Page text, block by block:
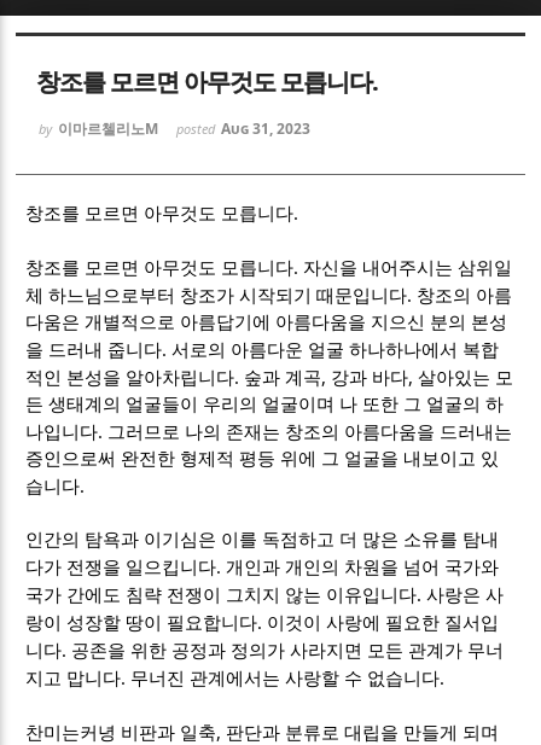
창조를 모르면 아무것도 모릅니다.
by 이마르첼리노M posted Aug 31, 2023
창조를 모르면 아무것도 모릅니다.
창조를 모르면 아무것도 모릅니다. 자신을 내어주시는 삼위일
체 하느님으로부터 창조가 시작되기 때문입니다. 창조의 아름
다움은 개별적으로 아름답기에 아름다움을 지으신 분의 본성
을 드러내 줍니다.서로의 아름다운 얼굴 하나하나에서 복합
적인 본성을 알아차립니다. 숲과 계곡, 강과 바다,살아있는 모
든 생태계의 얼굴들이 우리의 얼굴이며 나 또한 그 얼굴의 하
나입니다. 그러므로 나의 존재는 창조의 아름다움을 드러내는
증인으로써 완전한 형제적 평등 위에 그 얼굴을 내보이고 있
습니다.
인간의 탐욕과 이기심은 이를 독점하고 더 많은 소유를 탐내
다가 전쟁을 일으킵니다. 개인과 개인의 차원을 넘어 국가와
국가 간에도 침략 전쟁이 그치지 않는 이유입니다.사랑은 사
랑이 성장할 땅이 필요합니다. 이것이 사랑에 필요한 질서입
니다. 공존을 위한 공정과 정의가 사라지면 모든 관계가 무너
지고 맙니다. 무너진 관계에서는 사랑할 수 없습니다.
찬미는커녕 비판과 일축, 판단과 분류로 대립을 만들게 되며
Sketchbook5, 스케치북5
Sketchbook5, 스케치북5
Sketchbook5, 스케치북5
Sketchbook5, 스케치북5